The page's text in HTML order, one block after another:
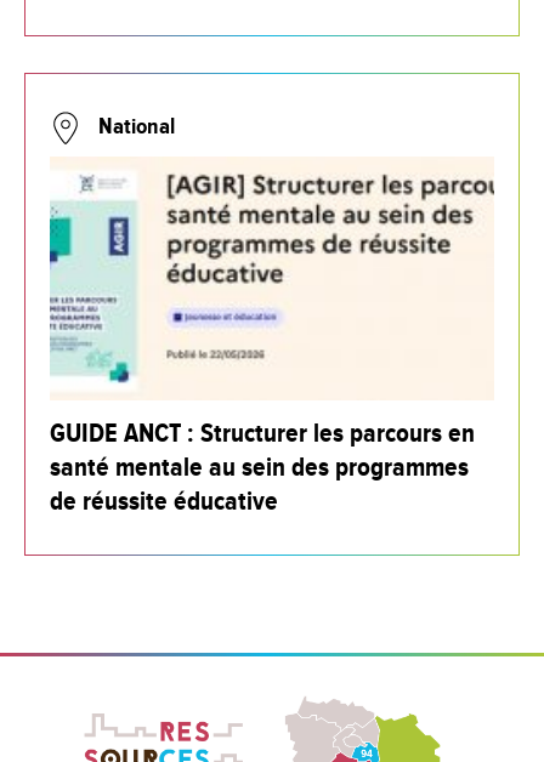
National
GUIDE ANCT : Structurer les parcours en
santé mentale au sein des programmes
de réussite éducative